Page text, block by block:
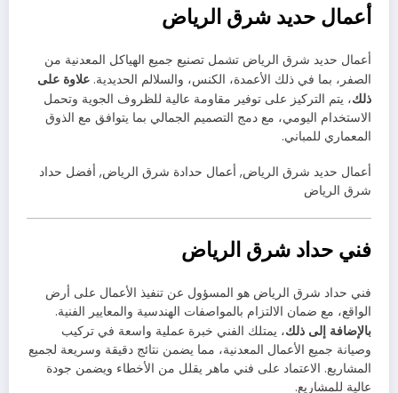
أعمال حديد شرق الرياض
أعمال حديد شرق الرياض تشمل تصنيع جميع الهياكل المعدنية من
الصفر، بما في ذلك الأعمدة، الكنس، والسلالم الحديدية. علاوة على
ذلك، يتم التركيز على توفير مقاومة عالية للظروف الجوية وتحمل
الاستخدام اليومي، مع دمج التصميم الجمالي بما يتوافق مع الذوق
المعماري للمباني.
أعمال حديد شرق الرياض, أعمال حدادة شرق الرياض, أفضل حداد
شرق الرياض
فني حداد شرق الرياض
فني حداد شرق الرياض هو المسؤول عن تنفيذ الأعمال على أرض
الواقع، مع ضمان الالتزام بالمواصفات الهندسية والمعايير الفنية.
بالإضافة إلى ذلك، يمتلك الفني خبرة عملية واسعة في تركيب
وصيانة جميع الأعمال المعدنية، مما يضمن نتائج دقيقة وسريعة لجميع
المشاريع. الاعتماد على فني ماهر يقلل من الأخطاء ويضمن جودة
عالية للمشاريع.